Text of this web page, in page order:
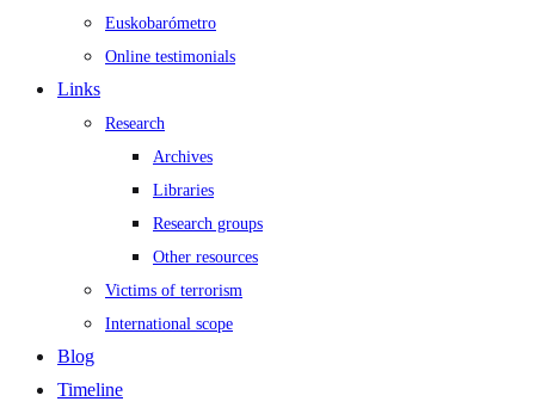
Euskobarómetro
Online testimonials
Links
Research
Archives
Libraries
Research groups
Other resources
Victims of terrorism
International scope
Blog
Timeline